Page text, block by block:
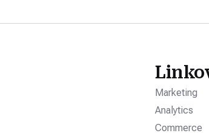
Marketing
Analytics
Commerce